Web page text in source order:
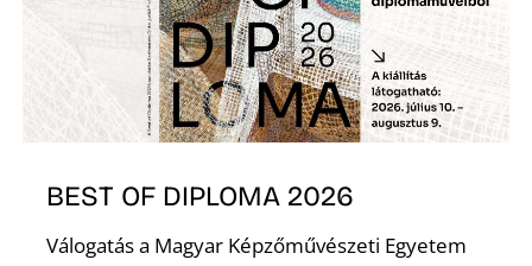
BEST OF DIPLOMA 2026
Válogatás a Magyar Képzőművészeti Egyetem